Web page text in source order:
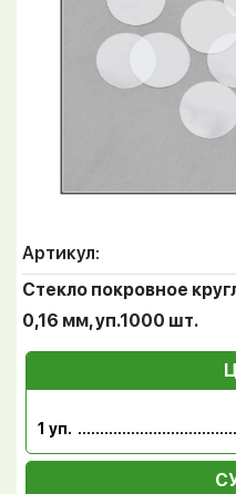
Артикул:
Стекло покровное
0,16 мм, уп.1000 шт.
1 уп.